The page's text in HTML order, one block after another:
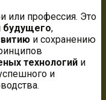
или профессия. Это
будущего,
и сохранению
технологий и
и